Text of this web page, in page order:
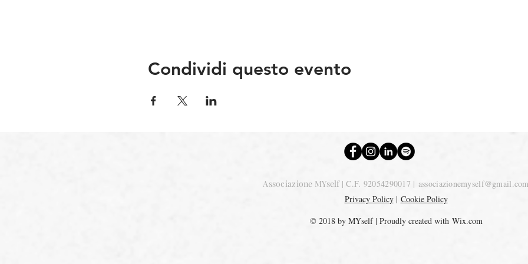
Condividi questo evento
Associazione MYself | C.F. 92054290017 |
Privacy Policy| Cookie Policy
© 2018 by MYself | Proudly created with Wix.com